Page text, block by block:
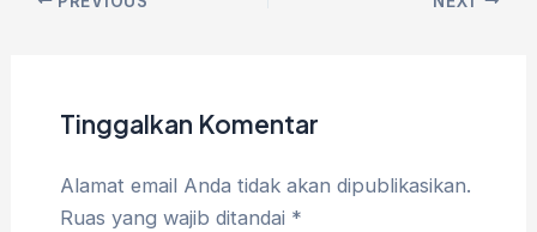
Tinggalkan Komentar
Alamat email Anda tidak akan dipublikasikan.
Ruas yang wajib ditandai *